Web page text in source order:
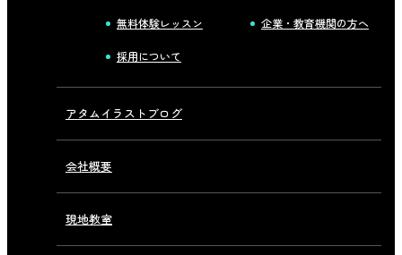
無料体験レッスン 企業・教育機関の方へ
採用について
アタムイラストブログ
会社概要
現地教室